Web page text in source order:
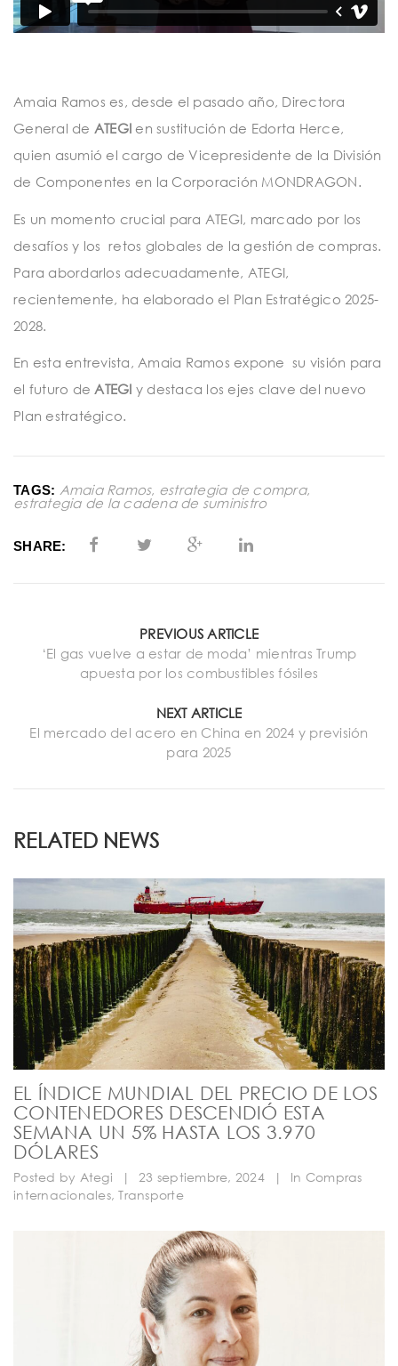
i
Amaia Ramos es, desde el pasado año, Directora
General de ATEGI en sustitución de Edorta Herce,
quien asumió el cargo de Vicepresidente de la División
de Componentes en la Corporación MONDRAGON.
Es un momento crucial para ATEGI, marcado por los
desafíos y los retos globales de la gestión de compras.
Para abordarlos adecuadamente, ATEGI,
recientemente, ha elaborado el Plan Estratégico 2025-
2028.
En esta entrevista, Amaia Ramos expone su visión para
el futuro de ATEGI y destaca los ejes clave del nuevo
Plan estratégico.
TAGS: Amaia Ramos, estrategia de compra,
estrategia de la cadena de suministro
SHARE:
PREVIOUS ARTICLE
‘El gas vuelve a estar de moda’ mientras Trump
apuesta por los combustibles fósiles
NEXT ARTICLE
El mercado del acero en China en 2024 y previsión
para 2025
RELATED NEWS
EL ÍNDICE MUNDIAL DEL PRECIO DE LOS
CONTENEDORES DESCENDIÓ ESTA
SEMANA UN 5% HASTA LOS 3.970
DÓLARES
Posted by Ategi | 23 septiembre, 2024 | In Compras
internacionales,Transporte